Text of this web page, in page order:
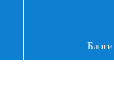
Блоги